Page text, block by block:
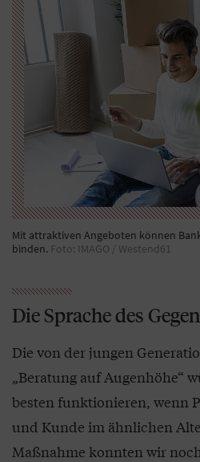
Mit attraktiven Angeboten können
binden. Foto: IMAGO / Westend61
Die Sprache des
Die von der jungen
„Beratung auf Augenhöhe“
besten funktionieren, wenn
und Kunde im ähnlichen
Maßnahme konnten wir